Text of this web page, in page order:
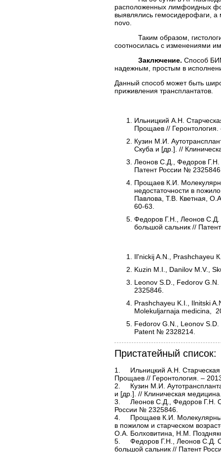
расположенных лимфоидных
выявлялись гемосидерофаги, а
novo.
Таким образом,
соотносилась с изменениями
Заключение. Способ
надежным, простым в
Данный способ может быть
приживления трансплантатов.
Ильницкий А.Н.
Прощаев //
Кузин М.И.
Скуба и [др.]. //
Леонов С.Д., Федоров Г.Н.
Патент России №
Прощаев К.И.
недостаточности в
Павлова, Т.В. Кветная,
60-63.
Федоров Г.Н., Леонов С.Д.
большой сальник //
Il'nickij A.N., Prashchayeu
Kuzin M.I., Danilov M.V.,
Leonov S.D., Fedorov
2325846.
Prashchayeu K.I., Ilnitski
Molekuljarnaja
Fedorov G.N., Leonov
Patent № 2328214.
Пристатейный список:
1.	Ильницкий А.Н. Старческая астения (frailty) как концепция современной геронтологии / А.Н. Ильницкий, К.И.
Прощаев // Геронтология. –
2.	Кузин М.И. Аутотрансплантация ткани селезёнки после спленэктомии / М.И. Кузин, М.В. Данилов, И.Д. Скуба
и [др.]. // Клиническая
3.	Леонов С.Д., Федоров Г.Н. Способ ранней диагностики приживления аутотрансплантатов селезенки // Патент
России № 2325846.
4.	Прощаев К.И. Молекулярные основы развития и прогрессирования хронической сердечной недостаточности
в пожилом и старческом
О.А. Болховитина, Н.М.
5.	Федоров Г.Н., Леонов С.Д. Способ ранней диагностики приживления аутотрансплантатов селезенки в
большой сальник // Патент